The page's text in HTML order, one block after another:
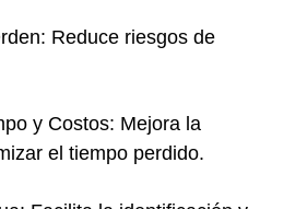
Reduce riesgos de
y Costos: Mejora la
el tiempo perdido.